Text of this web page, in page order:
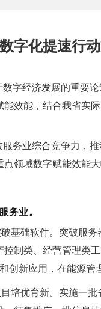
字化提速行
字经济发展的重要
效能，结合我省实
务业综合竞争力，
领域数字赋能效能
务业。
基础软件。突破服
制类、经营管理类
创新应用，在能源
培优育新。实施一